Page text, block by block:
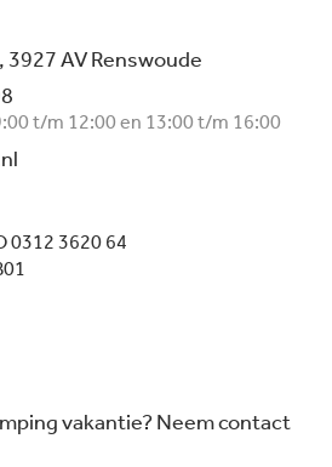
AV Renswoude
t/m 12:00 en 13:00 t/m 16:00
0312 3620 64
vakantie? Neem contact